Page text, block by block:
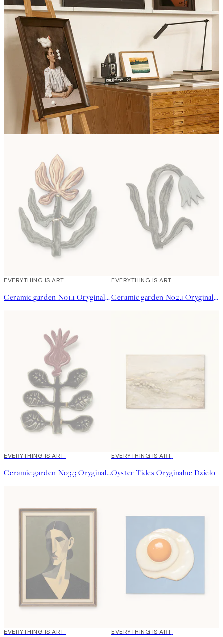
EVERYTHING IS ART
Ceramic garden No1.1 Oryginalne Dzieło
EVERYTHING IS ART
Ceramic garden No2.1 Oryginalne Dzieło
EVERYTHING IS ART
Ceramic garden No3.3 Oryginalne Dzieło
EVERYTHING IS ART
Oyster Tides Oryginalne Dzieło
EVERYTHING IS ART EVERYTHING IS ART